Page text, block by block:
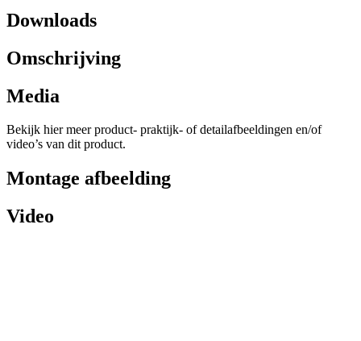
Downloads
Omschrijving
Media
Bekijk hier meer product- praktijk- of detailafbeeldingen en/of
video’s van dit product.
Montage afbeelding
Video